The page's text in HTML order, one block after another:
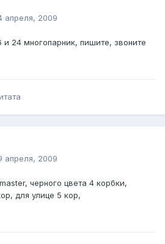
апреля, 2009
и 24 многопарник, пишите, звоните
апреля, 2009
черного цвета 4 корбки,
для улице 5 кор,